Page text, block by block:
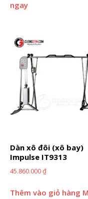
ngay
Dàn xô đôi (xô bay)
Impulse IT9313
45.860.000₫
Thêm vào giỏ hàng